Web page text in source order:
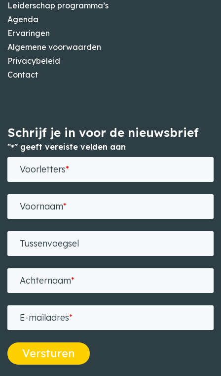
Leiderschap programma’s
Agenda
Ervaringen
Algemene voorwaarden
Privacybeleid
Contact
Schrijf je in voor de nieuwsbrief
"*" geeft vereiste velden aan
Voorletters*
Voornaam*
Tussenvoegsel
Achternaam*
E-mailadres*
Versturen